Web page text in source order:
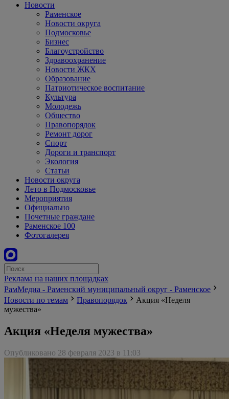
Новости
Раменское
Новости округа
Подмосковье
Бизнес
Благоустройство
Здравоохранение
Новости ЖКХ
Образование
Патриотическое воспитание
Культура
Молодежь
Общество
Правопорядок
Ремонт дорог
Спорт
Дороги и транспорт
Экология
Статьи
Новости округа
Лето в Подмосковье
Мероприятия
Официально
Почетные граждане
Раменское 100
Фотогалерея
Реклама на наших площадках
РамМедиа - Раменский муниципальный округ - Раменское
Новости по темам
Правопорядок
Акция «Неделя
мужества»
Акция «Неделя мужества»
Опубликовано 28 февраля 2023 в 11:03